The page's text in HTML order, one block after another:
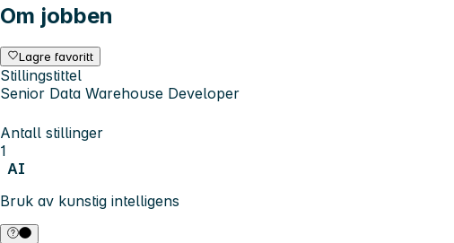
Om jobben
Lagre favoritt
Stillingstittel
Senior Data Warehouse Developer
Antall stillinger
1
AI
Bruk av kunstig intelligens